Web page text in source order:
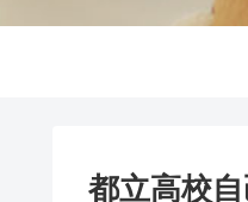
都立高校